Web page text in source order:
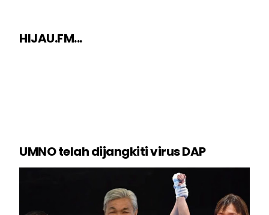
HIJAU.FM...
UMNO telah dijangkiti virus DAP